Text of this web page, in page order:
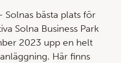
Solnas bästa plats för
Solna Business Park
2023 upp en helt
Här finns